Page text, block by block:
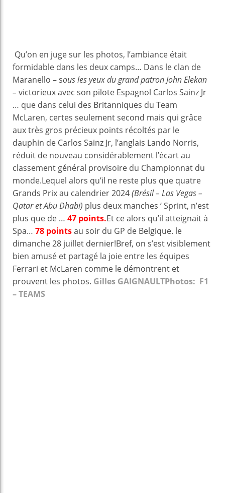
Qu’on en juge sur les photos, l’ambiance était
formidable dans les deux camps… Dans le clan de
Maranello – sous les yeux du grand patron John Elekan
– victorieux avec son pilote Espagnol Carlos Sainz Jr
… que dans celui des Britanniques du Team
McLaren, certes seulement second mais qui grâce
aux très gros précieux points récoltés par le
dauphin de Carlos Sainz Jr, l’anglais Lando Norris,
réduit de nouveau considérablement l’écart au
classement général provisoire du Championnat du
monde.Lequel alors qu’il ne reste plus que quatre
Grands Prix au calendrier 2024(Brésil – Las Vegas –
Qatar et Abu Dhabi) plus deux manches ‘ Sprint, n’est
plus que de … 47 points.Et ce alors qu’il atteignait à
Spa… 78 pointsau soir du GP de Belgique. le
dimanche 28 juillet dernier!Bref, on s’est visiblement
bien amusé et partagé la joie entre les équipes
Ferrari et McLaren comme le démontrent et
prouvent les photos. Gilles GAIGNAULTPhotos: F1
– TEAMS